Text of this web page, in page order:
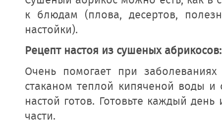
к блюдам (плова, десертов,
настойки).
Рецепт настоя из сушеных абрикосов:
Очень помогает при
стаканом теплой кипяченой воды и
настой готов. Готовьте каждый
части.